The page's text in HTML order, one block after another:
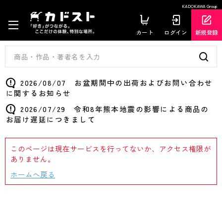
KADOKAWA Group
カート ログイン 新規登録
2026/08/07 お盆期間中の出荷およびお問い合わせ
に関するお知らせ
2026/07/29 令和8年熊本地震の影響による商品の
お届け遅延につきまして
このページは現在サービスを行ってないか、アクセス権限が
ありません。
ホームへ戻る